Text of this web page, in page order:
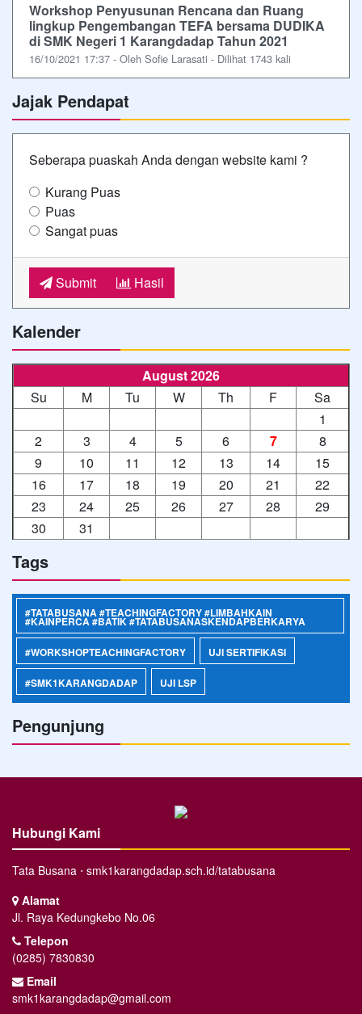
Workshop Penyusunan Rencana dan Ruang
lingkup Pengembangan TEFA bersama DUDIKA
di SMK Negeri 1 Karangdadap Tahun 2021
16/10/2021 17:37 - Oleh Sofie Larasati - Dilihat 1743 kali
Jajak Pendapat
Seberapa puaskah Anda dengan website kami ?
Kurang Puas
Puas
Sangat puas
Submit Hasil
Kalender
August 2026
Su
M Tu W Th F
Sa
1
2
3 4 5 6 7
8
9
10 11 12 13 14
15
16
17 18 19 20 21
22
23
24 25 26 27 28
29
30
31
Tags
#TATABUSANA #TEACHINGFACTORY #LIMBAHKAIN
#KAINPERCA #BATIK #TATABUSANASKENDAPBERKARYA
#WORKSHOPTEACHINGFACTORY UJI SERTIFIKASI
#SMK1KARANGDADAP UJI LSP
Pengunjung
Hubungi Kami
Tata Busana ⋅ smk1karangdadap.sch.id/tatabusana
Alamat
Jl. Raya Kedungkebo No.06
Telepon
(0285) 7830830
Email
smk1karangdadap@gmail.com